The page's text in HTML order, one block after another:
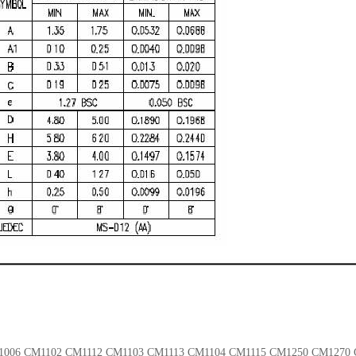
CM1102 CM1112 CM1103 CM1113 CM1104 CM1115 CM1250